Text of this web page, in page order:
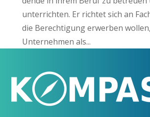
unter­rich­ten. Er rich­tet sich an
die Berech­ti­gung erwer­ben
Unter­neh­men als...